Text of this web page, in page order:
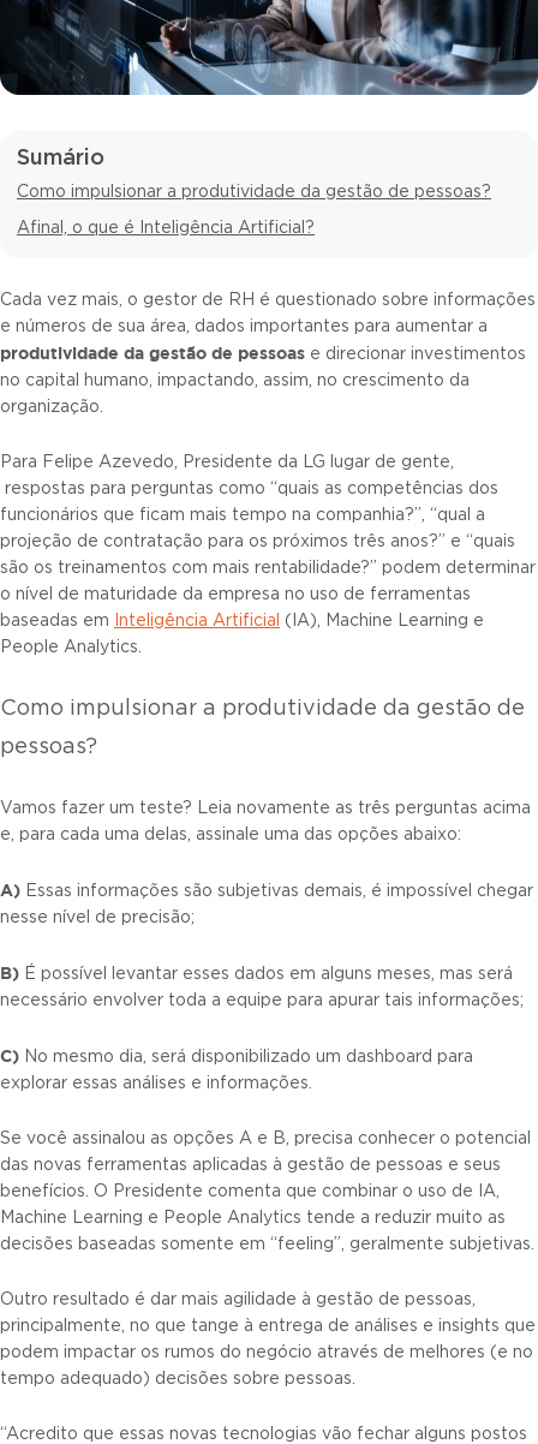
Sumário
Como impulsionar a produtividade da gestão de pessoas?
Afinal, o que é Inteligência Artificial?
Cada vez mais, o gestor de RH é questionado sobre informações
e números de sua área, dados importantes para aumentar a
produtividade da gestão de pessoas e direcionar investimentos
no capital humano, impactando, assim, no crescimento da
organização.
Para Felipe Azevedo, Presidente da LG lugar de gente,
respostas para perguntas como “quais as competências dos
funcionários que ficam mais tempo na companhia?”, “qual a
projeção de contratação para os próximos três anos?” e “quais
são os treinamentos com mais rentabilidade?” podem determinar
o nível de maturidade da empresa no uso de ferramentas
baseadas em
Inteligência Artificial
(IA), Machine Learning e
People Analytics.
Como impulsionar a produtividade da gestão de
pessoas?
Vamos fazer um teste? Leia novamente as três perguntas acima
e, para cada uma delas, assinale uma das opções abaixo:
A) Essas informações são subjetivas demais, é impossível chegar
nesse nível de precisão;
B) É possível levantar esses dados em alguns meses, mas será
necessário envolver toda a equipe para apurar tais informações;
C) No mesmo dia, será disponibilizado um dashboard para
explorar essas análises e informações.
Se você assinalou as opções A e B, precisa conhecer o potencial
das novas ferramentas aplicadas à gestão de pessoas e seus
benefícios. O Presidente comenta que combinar o uso de IA,
Machine Learning e People Analytics tende a reduzir muito as
decisões baseadas somente em “feeling”, geralmente subjetivas.
Outro resultado é dar mais agilidade à gestão de pessoas,
principalmente, no que tange à entrega de análises e insights que
podem impactar os rumos do negócio através de melhores (e no
tempo adequado) decisões sobre pessoas.
“Acredito que essas novas tecnologias vão fechar alguns postos